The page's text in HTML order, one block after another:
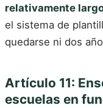
relativamente
el sistema de
quedarse ni dos
Artículo 11:
escuelas en